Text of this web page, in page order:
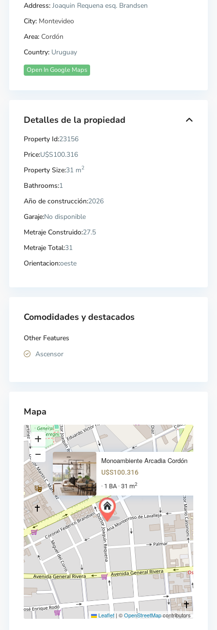
Address:Joaquin Requena esq. Brandsen
City: Montevideo
Area: Cordón
Country:Uruguay
Open In Google Maps
Detalles de la propiedad
Property Id:23156
Price:U$S100.316
Property Size:31 m2
Bathrooms:1
Año de construcción:2026
Garaje:No disponible
Metraje Construido:27.5
Metraje Total:31
Orientacion:oeste
Comodidades y destacados
Other Features
Ascensor
Mapa
Monoambiente Arcadia Cordón
U$S100.316
· 1 BA · 31 m2
Leaflet | ©OpenStreetMapcontributors